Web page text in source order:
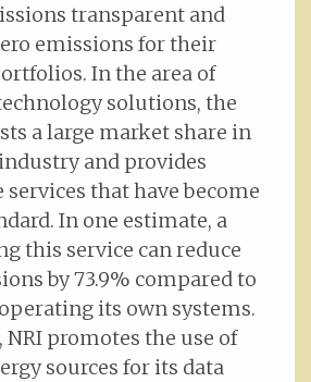
transparent and
emissions for their
In the area of
solutions, the
a large market share in
and provides
that have become
In one estimate, a
this service can reduce
by 73.9% compared to
its own systems.
promotes the use of
sources for its data